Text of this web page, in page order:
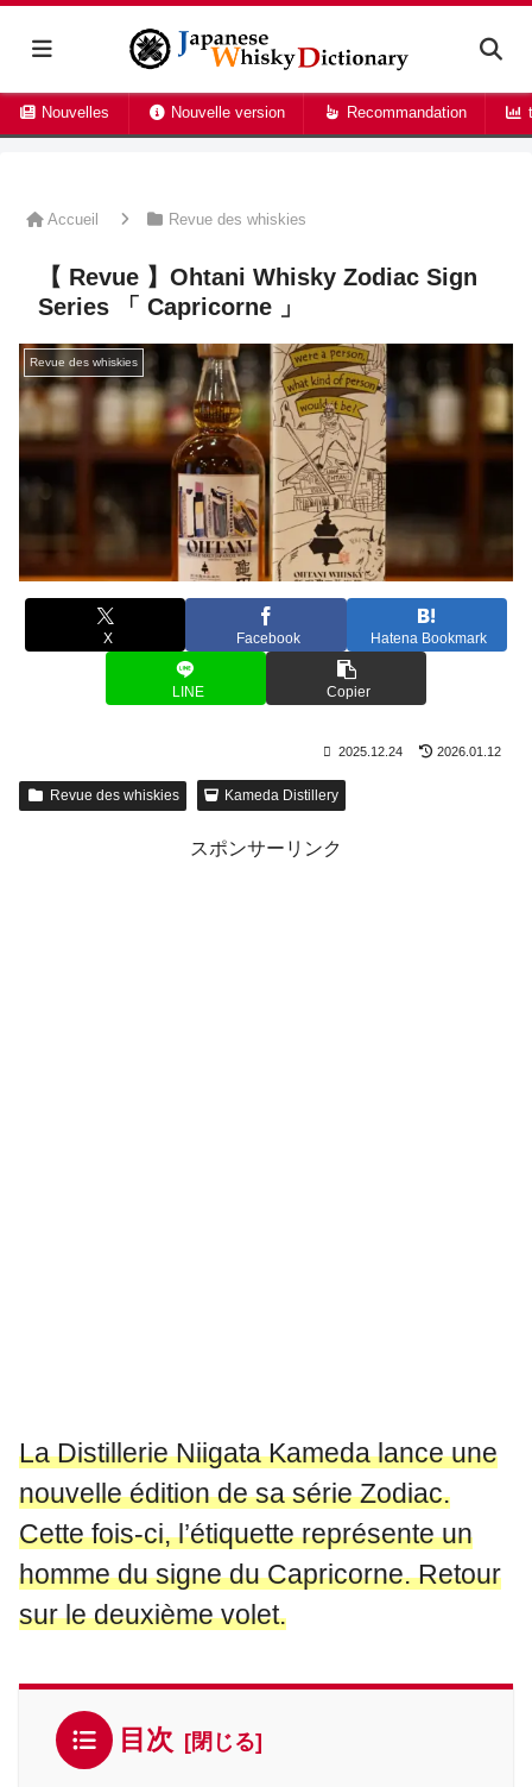
Nouvelles Nouvelle version Recommandation
Accueil Revue des whiskies
【 Revue 】Ohtani Whisky Zodiac Sign
Series 「 Capricorne 」
Revue des whiskies
X Facebook Hatena Bookmark
LINE Copier
2025.12.24 2026.01.12
Revue des whiskies Kameda Distillery
スポンサーリンク
La Distillerie Niigata Kameda lance une
nouvelle édition de sa série Zodiac.
Cette fois-ci, l’étiquette représente un
homme du signe du Capricorne. Retour
sur le deuxième volet.
目次